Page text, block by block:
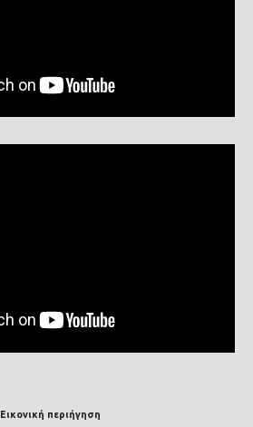
Εικονική περιήγηση